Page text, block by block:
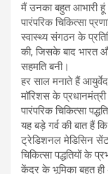
मैं उनका बहुत आभारी
पारंपरिक चिकित्सा
स्वास्थ्य संगठन के
की, जिसके बाद भारत
सहमति बनी।
हर साल मनाते हैं
मॉरिशस के
पारंपरिक चिकित्सा
यह बड़े गर्व की बात हैं
ट्रेडिशनल मेडिसिन
चिकित्सा पद्धतियों के
केंद्र के भूमिका बहुत ही